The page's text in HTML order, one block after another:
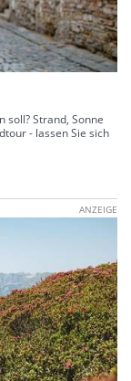
soll? Strand, Sonne
- lassen Sie sich
ANZEIGE